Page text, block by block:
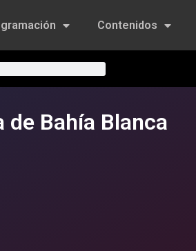
Contenidos
de Bahía Blanca